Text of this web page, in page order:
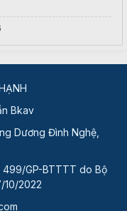
Bkav
Dương Đình Nghệ,
499/GP-BTTTT do Bộ
10/2022